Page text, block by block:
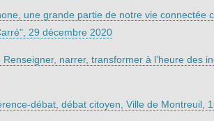
une grande partie de notre vie
29 décembre 2020
narrer, transformer à l’heure des
débat, débat citoyen, Ville de Montreuil,